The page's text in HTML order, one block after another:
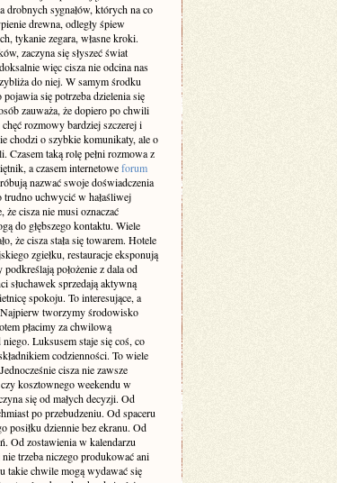
drobnych sygnałów, których na co
drewna, odległy śpiew
tykanie zegara, własne kroki.
zaczyna się słyszeć świat
więc cisza nie odcina nas
do niej. W samym środku
pojawia się potrzeba dzielenia się
zauważa, że dopiero po chwili
rozmowy bardziej szczerej i
chodzi o szybkie komunikaty, ale o
Czasem taką rolę pełni rozmowa z
a czasem internetoweforum
nazwać swoje doświadczenia
trudno uchwycić w hałaśliwej
że cisza nie musi oznaczać
do głębszego kontaktu. Wiele
że cisza stała się towarem. Hotele
zgiełku, restauracje eksponują
położenie z dala od
słuchawek sprzedają aktywną
spokoju. To interesujące, a
Najpierw tworzymy środowisko
płacimy za chwilową
Luksusem staje się coś, co
codzienności. To wiele
cisza nie zawsze
kosztownego weekendu w
się od małych decyzji. Od
po przebudzeniu. Od spaceru
posiłku dziennie bez ekranu. Od
Od zostawienia w kalendarzu
trzeba niczego produkować ani
takie chwile mogą wydawać się